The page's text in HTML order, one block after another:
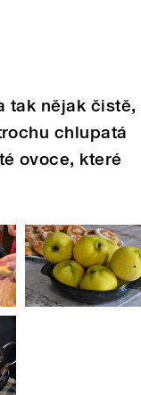
tak nějak čistě,
chlupatá
ovoce, které